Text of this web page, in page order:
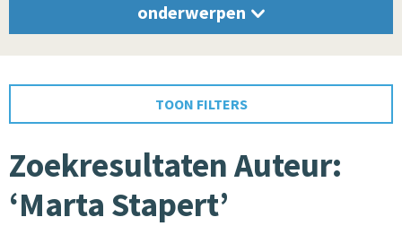
onderwerpen
TOON FILTERS
Zoekresultaten Auteur:
‘Marta Stapert’